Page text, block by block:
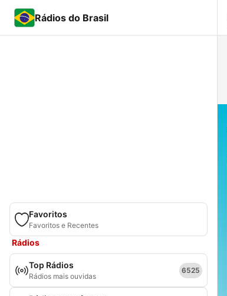
Rádios do Brasil
Favoritos
Favoritos e Recentes
Rádios
Top Rádios
Rádios mais ouvidas
6525